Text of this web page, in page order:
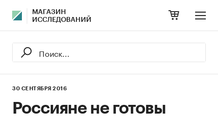
МАГАЗИН
ИССЛЕДОВАНИЙ
30 СЕНТЯБРЯ 2016
Россияне не готовы